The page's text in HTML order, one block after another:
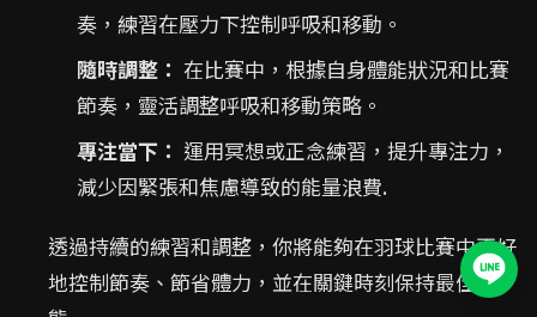
奏，練習在壓力下控制呼吸和移動。
隨時調整： 在比賽中，根據自身體能狀況和比賽
節奏，靈活調整呼吸和移動策略。
專注當下： 運用冥想或正念練習，提升專注力，
減少因緊張和焦慮導致的能量浪費.
透過持續的練習和調整，你將能夠在羽球比賽中更好
地控制節奏、節省體力，並在關鍵時刻保持最佳狀